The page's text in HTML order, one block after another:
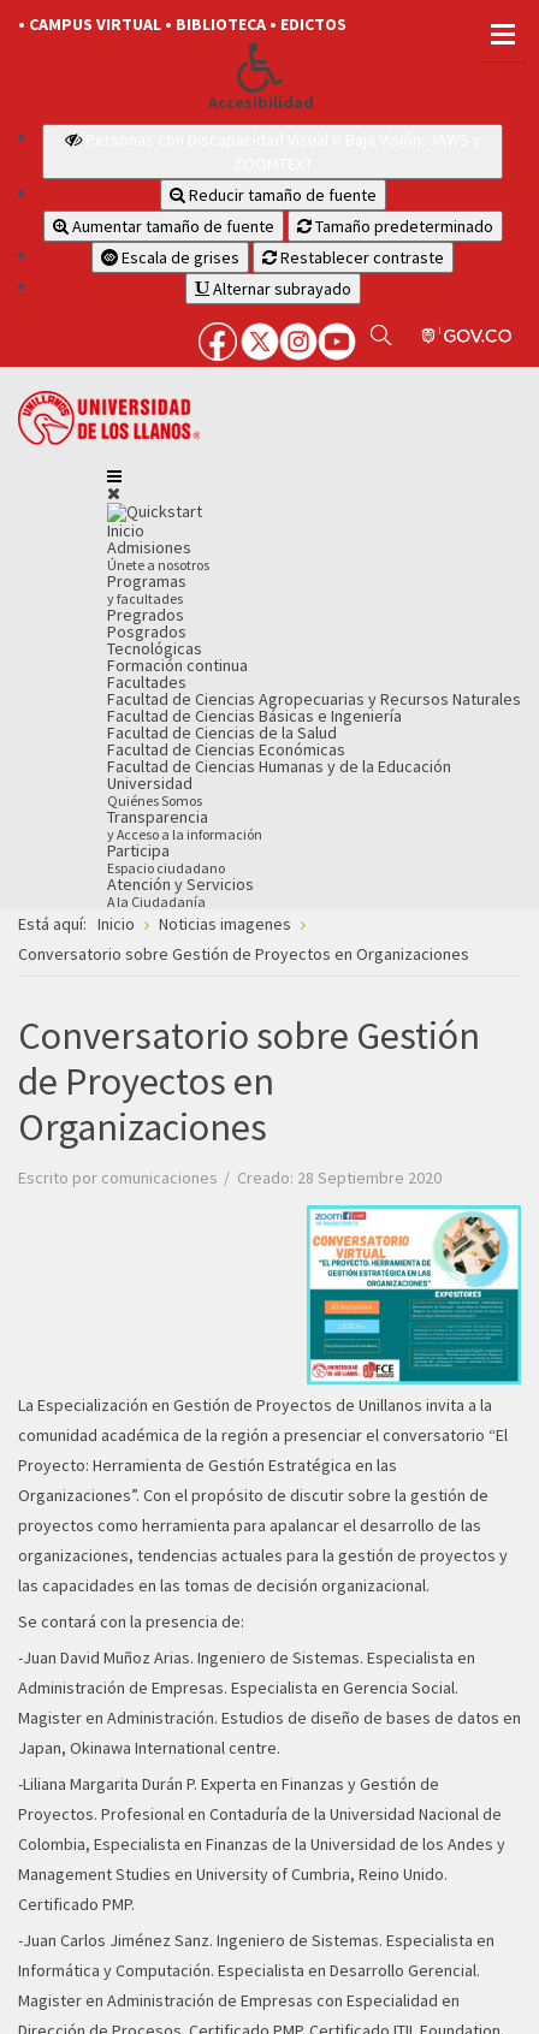
• CAMPUS VIRTUAL • BIBLIOTECA • EDICTOS
Accesibilidad
Reducir tamaño de fuente
Aumentar tamaño de fuente
Tamaño predeterminado
Escala de grises
Restablecer contraste
Alternar subrayado
Inicio
Admisiones
Únete a nosotros
Programas
y facultades
Pregrados
Posgrados
Tecnológicas
Formación continua
Facultades
Facultad de Ciencias Agropecuarias y Recursos Naturales
Facultad de Ciencias Básicas e Ingeniería
Facultad de Ciencias de la Salud
Facultad de Ciencias Económicas
Facultad de Ciencias Humanas y de la Educación
Universidad
Quiénes Somos
Transparencia
y Acceso a la información
Participa
Espacio ciudadano
Atención y Servicios
A la Ciudadanía
Está aquí: Inicio
Noticias imagenes
Conversatorio sobre Gestión de Proyectos en Organizaciones
Conversatorio sobre Gestión
de Proyectos en
Organizaciones
Escrito por comunicaciones Creado: 28 Septiembre 2020
La Especialización en Gestión de Proyectos de Unillanos invita a la
comunidad académica de la región a presenciar el conversatorio “El
Proyecto: Herramienta de Gestión Estratégica en las
Organizaciones”. Con el propósito de discutir sobre la gestión de
proyectos como herramienta para apalancar el desarrollo de las
organizaciones, tendencias actuales para la gestión de proyectos y
las capacidades en las tomas de decisión organizacional.
Se contará con la presencia de:
-Juan David Muñoz Arias. Ingeniero de Sistemas. Especialista en
Administración de Empresas. Especialista en Gerencia Social.
Magister en Administración. Estudios de diseño de bases de datos en
Japan, Okinawa International centre.
-Liliana Margarita Durán P. Experta en Finanzas y Gestión de
Proyectos. Profesional en Contaduría de la Universidad Nacional de
Colombia, Especialista en Finanzas de la Universidad de los Andes y
Management Studies en University of Cumbria, Reino Unido.
Certificado PMP.
-Juan Carlos Jiménez Sanz. Ingeniero de Sistemas. Especialista en
Informática y Computación. Especialista en Desarrollo Gerencial.
Magister en Administración de Empresas con Especialidad en